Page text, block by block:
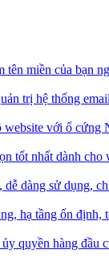
tên miền của bạn
trị hệ thống
website với ổ cứng
tốt nhất dành cho
dễ dàng sử dụng,
hạ tầng ổn
quyền hàng đầu